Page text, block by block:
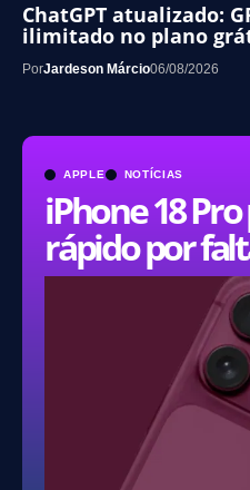
APPLE NOTÍCIAS
iPhone 18
rápido por
ChatGPT atualizado:
ilimitado no plano
PorJardeson Márcio06/08/2026